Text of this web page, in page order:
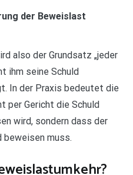
der Beweislast
also der Grundsatz „jeder
ihm seine Schuld
In der Praxis bedeutet die
per Gericht die Schuld
wird, sondern dass der
beweisen muss.